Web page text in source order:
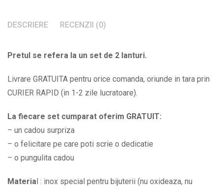
cu
bataile
DESCRIERE RECENZII (0)
Pretul se refera la un set de 2 lanturi.
Livrare GRATUITA pentru orice comanda, oriunde in tara prin
CURIER RAPID (in 1-2 zile lucratoare).
La fiecare set cumparat oferim GRATUIT:
– un cadou surpriza
– o felicitare pe care poti scrie o dedicatie
– o pungulita cadou
Material : inox special pentru bijuterii (nu oxideaza, nu